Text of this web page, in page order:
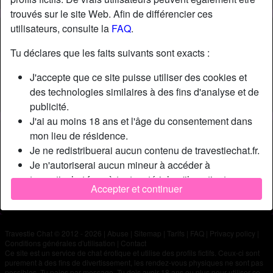
trouvés sur le site Web. Afin de différencier ces
utilisateurs, consulte la FAQ.
Tu déclares que les faits suivants sont exacts :
J'accepte que ce site puisse utiliser des cookies et
des technologies similaires à des fins d'analyse et de
publicité.
J'ai au moins 18 ans et l'âge du consentement dans
mon lieu de résidence.
Je ne redistribuerai aucun contenu de travestiechat.fr.
Je n'autoriserai aucun mineur à accéder à
travestiechat.fr ou à tout matériel qu'il contient.
Tout contenu que je consulte ou télécharge sur
travestiechat.fr est destiné à mon usage personnel et
Je n'ai pas été contacté par les fournisseurs de ce
matériel, et je choisis volontiers de le visualiser ou de
le télécharger.
Accepter et continuer
Nickname:
Âge:
27
Département:
Paris
Sexe:
Homme
Description
N'a pas encore saisi de description
Cherche
N'a spécifié aucune préférence
Travestie Chat © 2012 - 2026 Abuse Sitemap Tarifs FAQ Privacy policy
Conditions générales d'utilisation
Contact
Ce site est un service de chat érotique et utilise des profils fictifs. Ceux-ci sont
purement à des fins de divertissement, les rendez-vous physiques ne sont pas